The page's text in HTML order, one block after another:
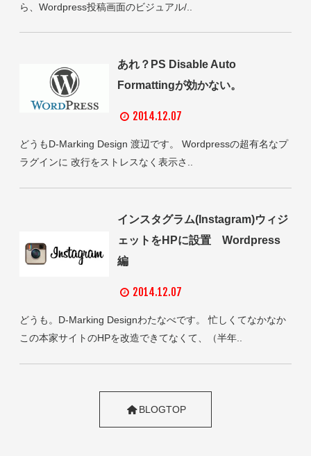
ら、Wordpress投稿画面のビジュアル/..
あれ？PS Disable Auto
Formattingが効かない。
2014.12.07
どうもD-Marking Design 渡辺です。 Wordpressの超有名なプ
ラグインに 改行をストレスなく表示さ..
インスタグラム(Instagram)ウィジ
ェットをHPに設置 Wordpress
編
2014.12.07
どうも。D-Marking Designわたなべです。 忙しくてなかなか
この本家サイトのHPを改造できてなくて、（半年..
BLOGTOP